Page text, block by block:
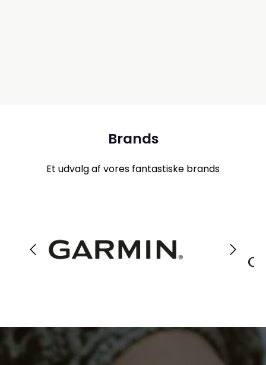
Brands
Et udvalg af vores fantastiske brands